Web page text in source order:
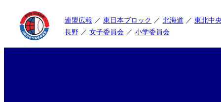
連盟広報 東日本ブロック 北海道 東北中央
長野
女子委員会 小学委員会